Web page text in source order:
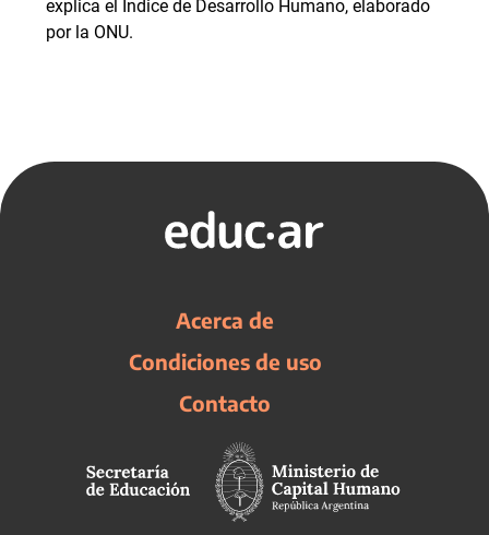
explica el Índice de Desarrollo Humano, elaborado
por la ONU.
Acerca de
Condiciones de uso
Contacto